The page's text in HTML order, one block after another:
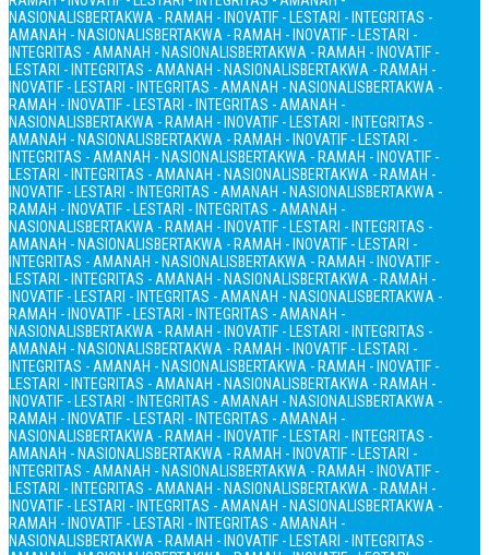
NASIONALISBERTAKWA - RAMAH - INOVATIF - LESTARI - INTEGRITAS -
AMANAH - NASIONALISBERTAKWA - RAMAH - INOVATIF - LESTARI -
INTEGRITAS - AMANAH - NASIONALISBERTAKWA - RAMAH - INOVATIF -
LESTARI - INTEGRITAS - AMANAH - NASIONALISBERTAKWA - RAMAH -
INOVATIF - LESTARI - INTEGRITAS - AMANAH - NASIONALISBERTAKWA -
RAMAH - INOVATIF - LESTARI - INTEGRITAS - AMANAH -
NASIONALISBERTAKWA - RAMAH - INOVATIF - LESTARI - INTEGRITAS -
AMANAH - NASIONALISBERTAKWA - RAMAH - INOVATIF - LESTARI -
INTEGRITAS - AMANAH - NASIONALISBERTAKWA - RAMAH - INOVATIF -
LESTARI - INTEGRITAS - AMANAH - NASIONALISBERTAKWA - RAMAH -
INOVATIF - LESTARI - INTEGRITAS - AMANAH - NASIONALISBERTAKWA -
RAMAH - INOVATIF - LESTARI - INTEGRITAS - AMANAH -
NASIONALISBERTAKWA - RAMAH - INOVATIF - LESTARI - INTEGRITAS -
AMANAH - NASIONALISBERTAKWA - RAMAH - INOVATIF - LESTARI -
INTEGRITAS - AMANAH - NASIONALISBERTAKWA - RAMAH - INOVATIF -
LESTARI - INTEGRITAS - AMANAH - NASIONALISBERTAKWA - RAMAH -
INOVATIF - LESTARI - INTEGRITAS - AMANAH - NASIONALISBERTAKWA -
RAMAH - INOVATIF - LESTARI - INTEGRITAS - AMANAH -
NASIONALISBERTAKWA - RAMAH - INOVATIF - LESTARI - INTEGRITAS -
AMANAH - NASIONALISBERTAKWA - RAMAH - INOVATIF - LESTARI -
INTEGRITAS - AMANAH - NASIONALISBERTAKWA - RAMAH - INOVATIF -
LESTARI - INTEGRITAS - AMANAH - NASIONALISBERTAKWA - RAMAH -
INOVATIF - LESTARI - INTEGRITAS - AMANAH - NASIONALISBERTAKWA -
RAMAH - INOVATIF - LESTARI - INTEGRITAS - AMANAH -
NASIONALISBERTAKWA - RAMAH - INOVATIF - LESTARI - INTEGRITAS -
AMANAH - NASIONALISBERTAKWA - RAMAH - INOVATIF - LESTARI -
INTEGRITAS - AMANAH - NASIONALISBERTAKWA - RAMAH - INOVATIF -
LESTARI - INTEGRITAS - AMANAH - NASIONALISBERTAKWA - RAMAH -
INOVATIF - LESTARI - INTEGRITAS - AMANAH - NASIONALISBERTAKWA -
RAMAH - INOVATIF - LESTARI - INTEGRITAS - AMANAH -
NASIONALISBERTAKWA - RAMAH - INOVATIF - LESTARI - INTEGRITAS -